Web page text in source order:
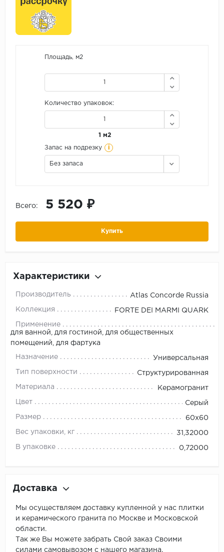
Площадь, м2
Количество упаковок:
1 м2
Запас на подрезку i
Без запаса
Всего: 5 520 ₽
Купить
Характеристики
Производитель Atlas Concorde Russia
Коллекция FORTE DEI MARMI QUARK
Применение
для ванной, для гостиной, для общественных
помещений, для фартука
Назначение Универсальная
Тип поверхности Структурированная
Материала Керамогранит
Цвет Серый
Размер 60x60
Вес упаковки, кг 31,32000
В упаковке 0,72000
Доставка
Мы осуществляем доставку купленной у нас плитки
и керамического гранита по Москве и Московской
области.
Так же Вы можете забрать Свой заказ Своими
силами самовывозом с нашего магазина.